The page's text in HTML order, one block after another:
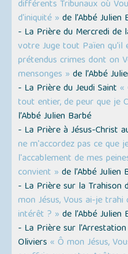
différents Tribunaux où
d'iniquité » de l’Abbé Julien
- La Prière du Mercredi de
votre Juge tout Païen qu'il
prétendus crimes dont on
mensonges » de l’Abbé
- La Prière du Jeudi Saint «
tout entier, de peur que je
l’Abbé Julien Barbé
- La Prière à Jésus-Christ
ne m'accordez pas ce que
l'accablement de mes
convient » de l’Abbé Julien
- La Prière sur la Trahison
mon Jésus, Vous ai-je
intérêt ? » de l’Abbé Julien
- La Prière sur
Oliviers « Ô mon Jésus,